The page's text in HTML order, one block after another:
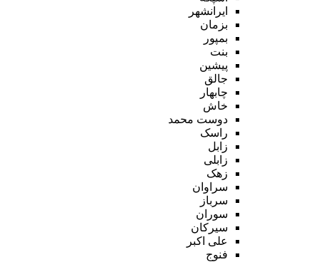
ایرانشهر
بزمان
بمپور
بنت
پیشین
جالق
چابهار
خاش
دوست محمد
راسک
زابل
زابلی
زهک
سراوان
سرباز
سوران
سیرکان
علی اکبر
فنوج